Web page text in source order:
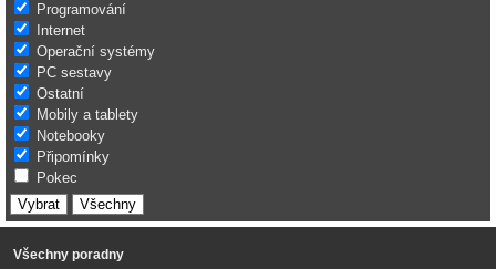
Programování
Internet
Operační systémy
PC sestavy
Ostatní
Mobily a tablety
Notebooky
Připomínky
Pokec
Všechny poradny